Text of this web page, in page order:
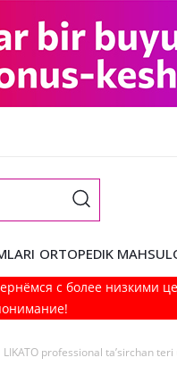
ORTOPEDIK
с более низкими
LIKATO professional ta’sirchan